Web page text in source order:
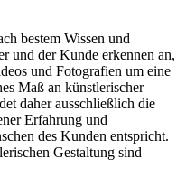
bestem Wissen und
und der Kunde erkennen an,
und Fotografien um eine
Maß an künstlerischer
daher ausschließlich die
Erfahrung und
des Kunden entspricht.
Gestaltung sind